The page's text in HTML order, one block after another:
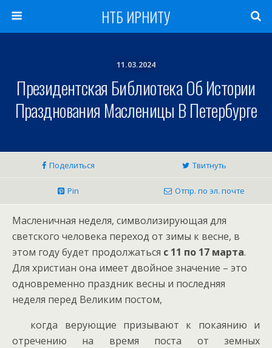
НТБ ИРНИТУ
11.03.2024
Президентская Библиотека Об Истории
Празднования Масленицы В Петербурге
Поделиться Твитнуть
Pin Отпр. по эл. почте
Масленичная неделя, символизирующая для
светского человека переход от зимы к весне, в
этом году будет продолжаться с 11 по 17 марта.
Для христиан она имеет двойное значение – это
одновременно праздник весны и последняя
неделя перед Великим постом,
когда верующие призывают к покаянию и
отречению на время поста от земных